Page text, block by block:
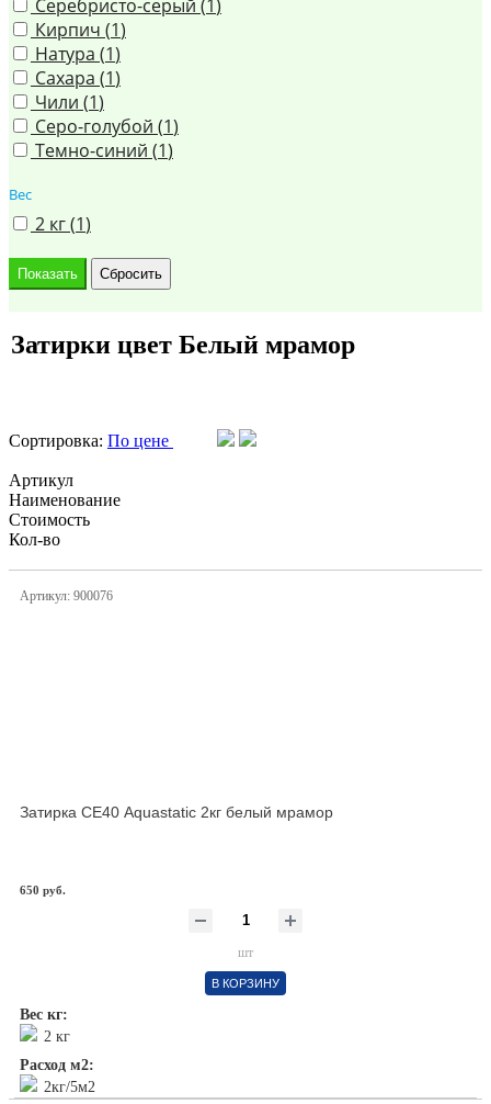
Серебристо-серый (1)
Кирпич (1)
Натура (1)
Сахара (1)
Чили (1)
Серо-голубой (1)
Темно-синий (1)
Вес
2 кг (1)
Затирки цвет Белый мрамор
Сортировка: По цене
Артикул
Наименование
Стоимость
Кол-во
Артикул: 900076
Затирка СЕ40 Aquastatic 2кг белый мрамор
650 руб.
шт
В КОРЗИНУ
Вес кг:
2 кг
Расход м2:
2кг/5м2